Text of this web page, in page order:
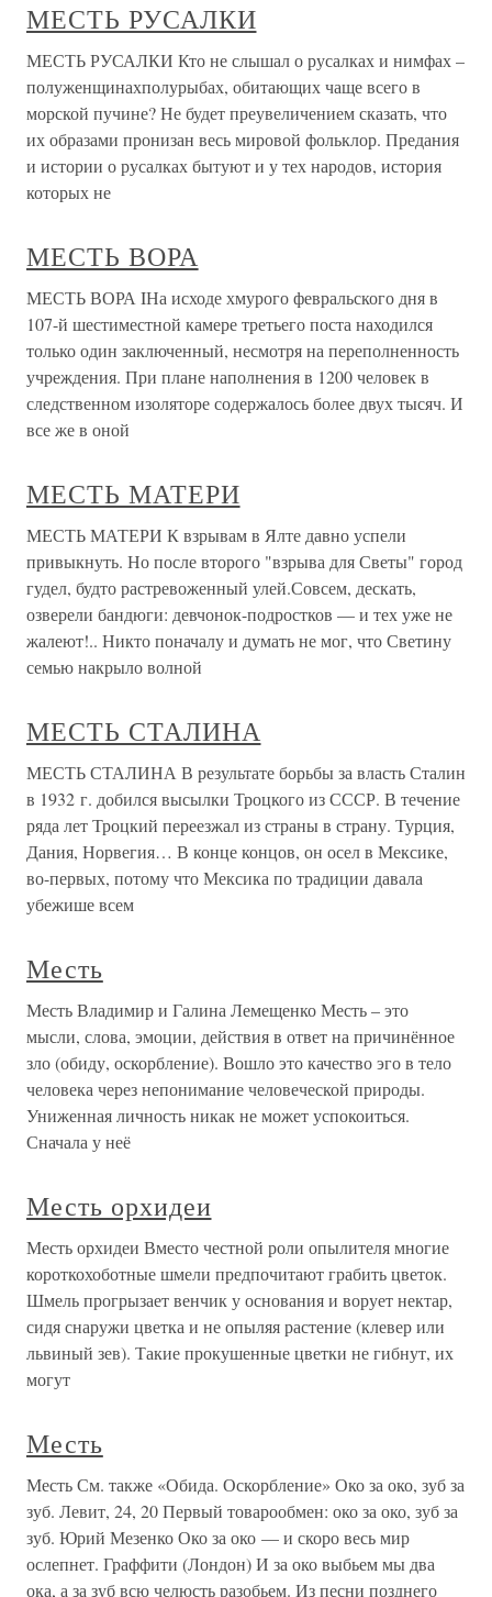
МЕСТЬ РУСАЛКИ
МЕСТЬ РУСАЛКИ Кто не слышал о русалках и нимфах –
полуженщинахполурыбах, обитающих чаще всего в
морской пучине? Не будет преувеличением сказать, что
их образами пронизан весь мировой фольклор. Предания
и истории о русалках бытуют и у тех народов, история
которых не
МЕСТЬ ВОРА
МЕСТЬ ВОРА IНа исходе хмурого февральского дня в
107-й шестиместной камере третьего поста находился
только один заключенный, несмотря на переполненность
учреждения. При плане наполнения в 1200 человек в
следственном изоляторе содержалось более двух тысяч. И
все же в оной
МЕСТЬ МАТЕРИ
МЕСТЬ МАТЕРИ К взрывам в Ялте давно успели
привыкнуть. Но после второго "взрыва для Светы" город
гудел, будто растревоженный улей.Совсем, дескать,
озверели бандюги: девчонок-подростков — и тех уже не
жалеют!.. Никто поначалу и думать не мог, что Светину
семью накрыло волной
МЕСТЬ СТАЛИНА
МЕСТЬ СТАЛИНА В результате борьбы за власть Сталин
в 1932 г. добился высылки Троцкого из СССР. В течение
ряда лет Троцкий переезжал из страны в страну. Турция,
Дания, Норвегия… В конце концов, он осел в Мексике,
во-первых, потому что Мексика по традиции давала
убежише всем
Месть
Месть Владимир и Галина Лемещенко Месть – это
мысли, слова, эмоции, действия в ответ на причинённое
зло (обиду, оскорбление). Вошло это качество эго в тело
человека через непонимание человеческой природы.
Униженная личность никак не может успокоиться.
Сначала у неё
Месть орхидеи
Месть орхидеи Вместо честной роли опылителя многие
короткохоботные шмели предпочитают грабить цветок.
Шмель прогрызает венчик у основания и ворует нектар,
сидя снаружи цветка и не опыляя растение (клевер или
львиный зев). Такие прокушенные цветки не гибнут, их
могут
Месть
Месть См. также «Обида. Оскорбление» Око за око, зуб за
зуб. Левит, 24, 20 Первый товарообмен: око за око, зуб за
зуб. Юрий Мезенко Око за око — и скоро весь мир
ослепнет. Граффити (Лондон) И за око выбьем мы два
ока, а за зуб всю челюсть разобьем. Из песни позднего